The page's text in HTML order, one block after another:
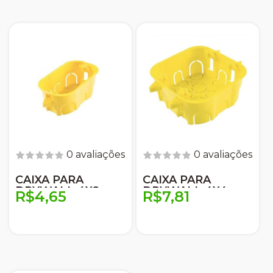
0 avaliações
CAIXA PARA
DRYWALL 4X2
R$4,65
0 avaliações
CAIXA PARA
DRYWALL 4X4
R$7,81